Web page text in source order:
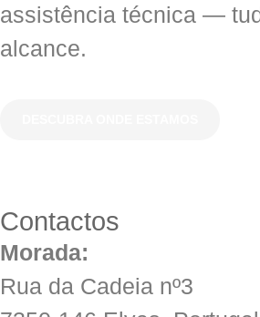
assistência técnica —
alcance.
Contactos
Morada:
Rua da Cadeia nº3